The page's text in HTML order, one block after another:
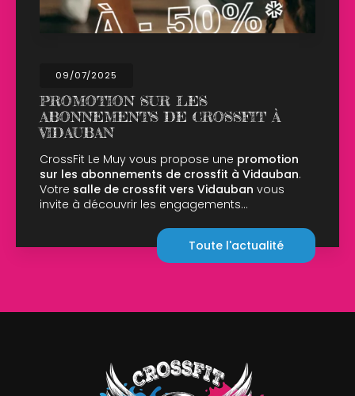
09/07/2025
PROMOTION SUR LES
ABONNEMENTS DE CROSSFIT À
VIDAUBAN
CrossFit Le Muy vous propose une promotion
sur les abonnements de crossfit à Vidauban.
Votre salle de crossfit vers Vidauban vous
invite à découvrir les engagements…
Toute l'actualité